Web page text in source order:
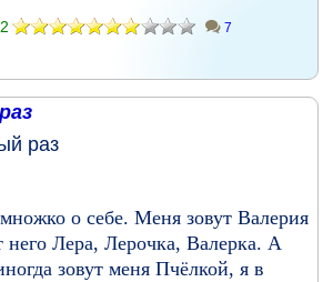
7
раз
о себе. Меня зовут Валерия
Лера, Лерочка, Валерка. А
зовут меня Пчёлкой, я в